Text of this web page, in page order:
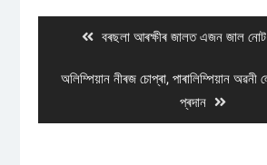
Previous
বৰছলা আৰক্ষীৰ জালত এজন জাল নোট
Next
অলিম্পিয়ান নীৰজ চোপ্ৰা, পাৰালিম্পিয়ান অৱনী
প্ৰদান